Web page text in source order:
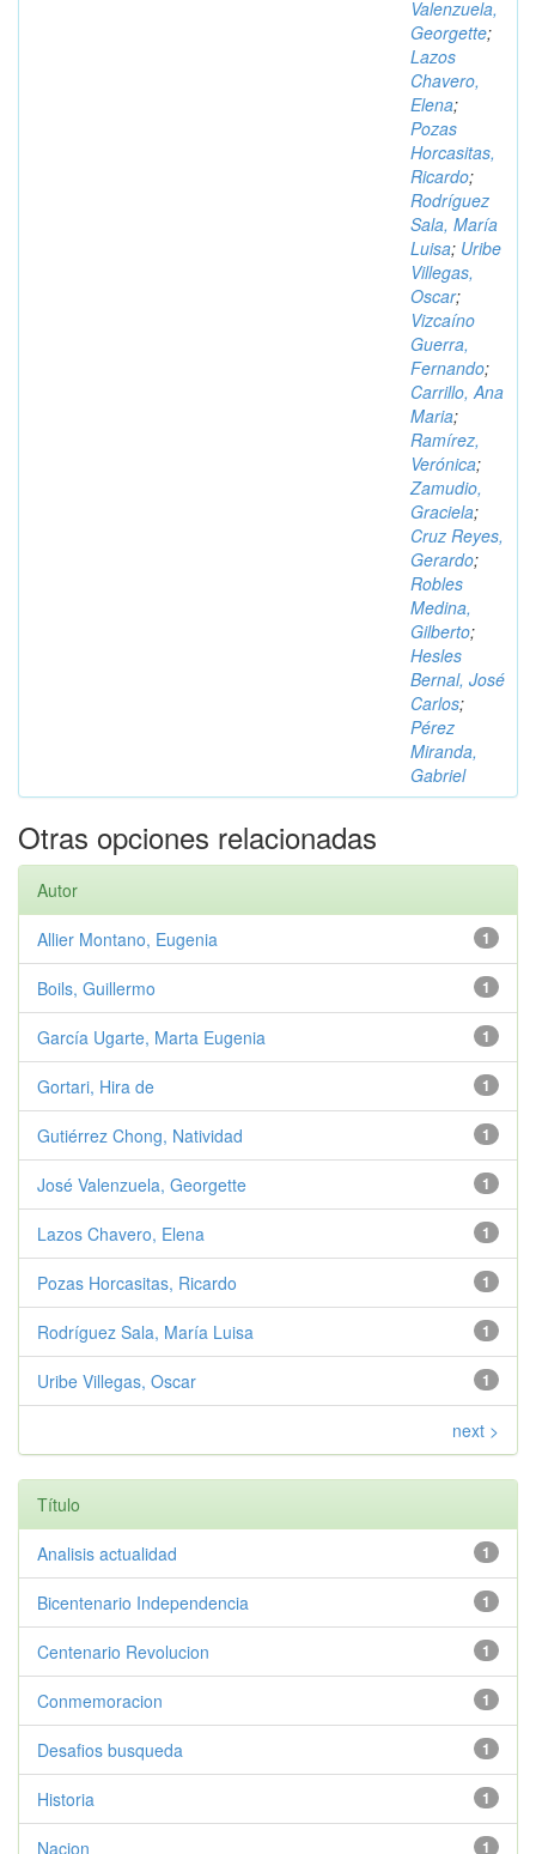
Valenzuela,
Georgette;
Lazos
Chavero,
Elena;
Pozas
Horcasitas,
Ricardo;
Rodríguez
Sala, María
Luisa; Uribe
Villegas,
Oscar;
Vizcaíno
Guerra,
Fernando;
Carrillo, Ana
Maria;
Ramírez,
Verónica;
Zamudio,
Graciela;
Cruz Reyes,
Gerardo;
Robles
Medina,
Gilberto;
Hesles
Bernal, José
Carlos;
Pérez
Miranda,
Gabriel
Otras opciones relacionadas
Autor
1
Allier Montano, Eugenia
1
Boils, Guillermo
1
García Ugarte, Marta Eugenia
1
Gortari, Hira de
1
Gutiérrez Chong, Natividad
1
José Valenzuela, Georgette
1
Lazos Chavero, Elena
1
Pozas Horcasitas, Ricardo
1
Rodríguez Sala, María Luisa
1
Uribe Villegas, Oscar
next >
Título
1
Analisis actualidad
1
Bicentenario Independencia
1
Centenario Revolucion
1
Conmemoracion
1
Desafios busqueda
1
Historia
1
Nacion